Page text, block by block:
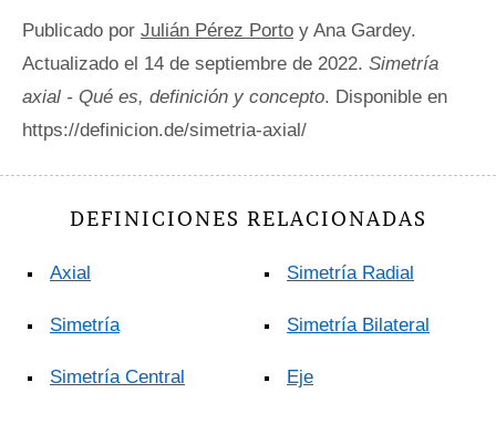
Publicado por Julián Pérez Porto y Ana Gardey.
Actualizado el 14 de septiembre de 2022. Simetría
axial - Qué es, definición y concepto. Disponible en
https://definicion.de/simetria-axial/
DEFINICIONES RELACIONADAS
Axial
Simetría
Simetría Central
Simetría Radial
Simetría Bilateral
Eje